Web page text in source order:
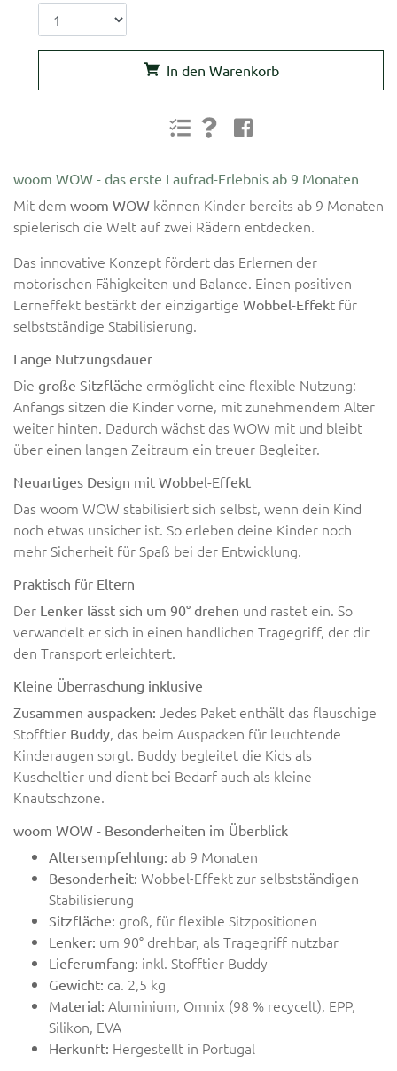
In den Warenkorb
woom WOW - das erste Laufrad-Erlebnis ab 9 Monaten
Mit dem woom WOW können Kinder bereits ab 9 Monaten
spielerisch die Welt auf zwei Rädern entdecken.
Das innovative Konzept fördert das Erlernen der
motorischen Fähigkeiten und Balance. Einen positiven
Lerneffekt bestärkt der einzigartige Wobbel-Effekt für
selbstständige Stabilisierung.
Lange Nutzungsdauer
Die große Sitzfläche ermöglicht eine flexible Nutzung:
Anfangs sitzen die Kinder vorne, mit zunehmendem Alter
weiter hinten. Dadurch wächst das WOW mit und bleibt
über einen langen Zeitraum ein treuer Begleiter.
Neuartiges Design mit Wobbel-Effekt
Das woom WOW stabilisiert sich selbst, wenn dein Kind
noch etwas unsicher ist. So erleben deine Kinder noch
mehr Sicherheit für Spaß bei der Entwicklung.
Praktisch für Eltern
Der Lenker lässt sich um 90° drehen und rastet ein. So
verwandelt er sich in einen handlichen Tragegriff, der dir
den Transport erleichtert.
Kleine Überraschung inklusive
Zusammen auspacken: Jedes Paket enthält das flauschige
Stofftier Buddy, das beim Auspacken für leuchtende
Kinderaugen sorgt. Buddy begleitet die Kids als
Kuscheltier und dient bei Bedarf auch als kleine
Knautschzone.
woom WOW - Besonderheiten im Überblick
Altersempfehlung: ab 9 Monaten
Besonderheit: Wobbel-Effekt zur selbstständigen
Stabilisierung
Sitzfläche: groß, für flexible Sitzpositionen
Lenker: um 90° drehbar, als Tragegriff nutzbar
Lieferumfang: inkl. Stofftier Buddy
Gewicht: ca. 2,5 kg
Material: Aluminium, Omnix (98 % recycelt), EPP,
Silikon, EVA
Herkunft: Hergestellt in Portugal